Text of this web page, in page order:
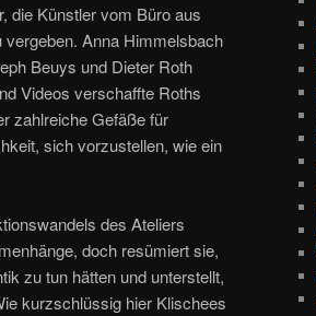
die Künstler vom Büro aus
vergeben. Anna Himmelsbach
Beuys und Dieter Roth
Videos verschaffte Roths
zahlreiche Gefäße für
sich vorzustellen, wie ein
des Ateliers
doch resümiert sie,
zu tun hätten und unterstellt,
kurzschlüssig hier Klischees